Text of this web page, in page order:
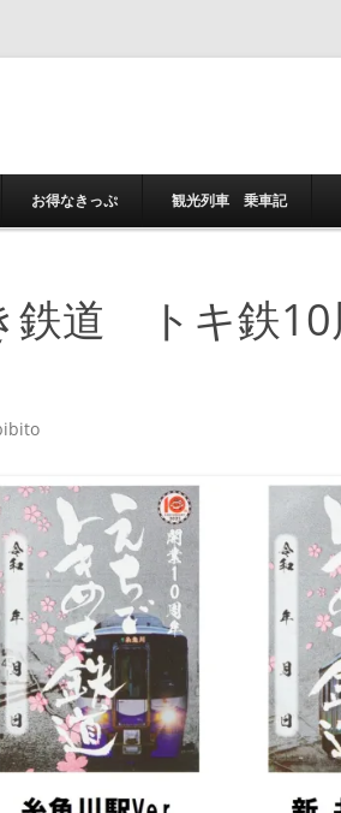
お得なきっぷ 観光列車 乗車記
鉄道 トキ鉄